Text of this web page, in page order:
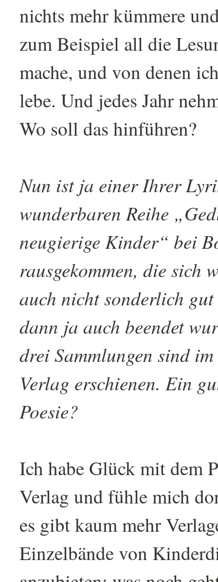
nichts mehr kümmere
zum Beispiel all die
mache, und von denen
lebe. Und jedes Jahr
Wo soll das hinführen?
Nun ist ja einer Ihrer
wunderbaren Reihe
neugierige Kinder“ bei
rausgekommen, die sich
auch nicht sonderlich
dann ja auch beendet
drei Sammlungen sind
Verlag erschienen. Ein
Poesie?
Ich habe Glück mit dem
Verlag und fühle mich
es gibt kaum mehr
Einzelbände von